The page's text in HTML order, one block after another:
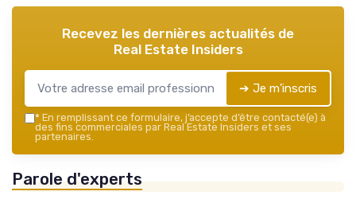
Recevez les dernières actualités de
Real Estate Insiders
➔ Je m'inscris
* En remplissant ce formulaire, j’accepte d’être contacté(e) à
des fins commerciales par Real Estate Insiders et ses
partenaires.
Parole d'experts